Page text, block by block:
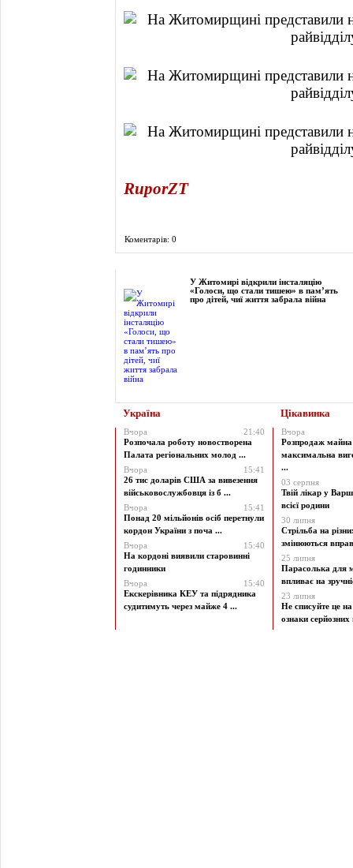
RuporZT
Коментарів: 0
У Житомирі відкрили інсталяцію
«Голоси, що стали тишею» в пам’ять
про дітей, чиї життя забрала війна
Україна Цікавинка
Вчора
21:40
Розпочала роботу новостворена
Палата регіональних молод ...
Вчора
15:41
26 тис доларів США за вивезення
військовослужбовця із б ...
Вчора
15:41
Понад 20 мільйонів осіб перетнули
кордон України з поча ...
Вчора
15:40
На кордоні виявили старовинні
годинники
Вчора
15:40
Екскерівника КЕУ та підрядника
судитимуть через майже 4 ...
Вчора
Розпродаж майна
максимальна
...
03 серпня
Твій лікар у
всієї родини
30 липня
Стрільба на
змінюються
25 липня
Парасолька для
впливає на
23 липня
Не списуйте це
ознаки